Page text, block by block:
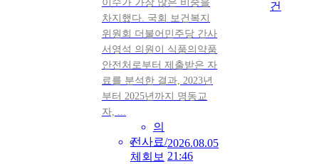
이수가 가장 많은 비중을
차지했다. 국회 보건복지
위원회 더불어민주당 간사
서영석 의원이 식품의약품
안전처로부터 제출받은 자
료를 분석한 결과, 2023년
부터 2025년까지 명동교
자, ...
전
체
사
회
의
료/
보
2026.08.05
21:46
건